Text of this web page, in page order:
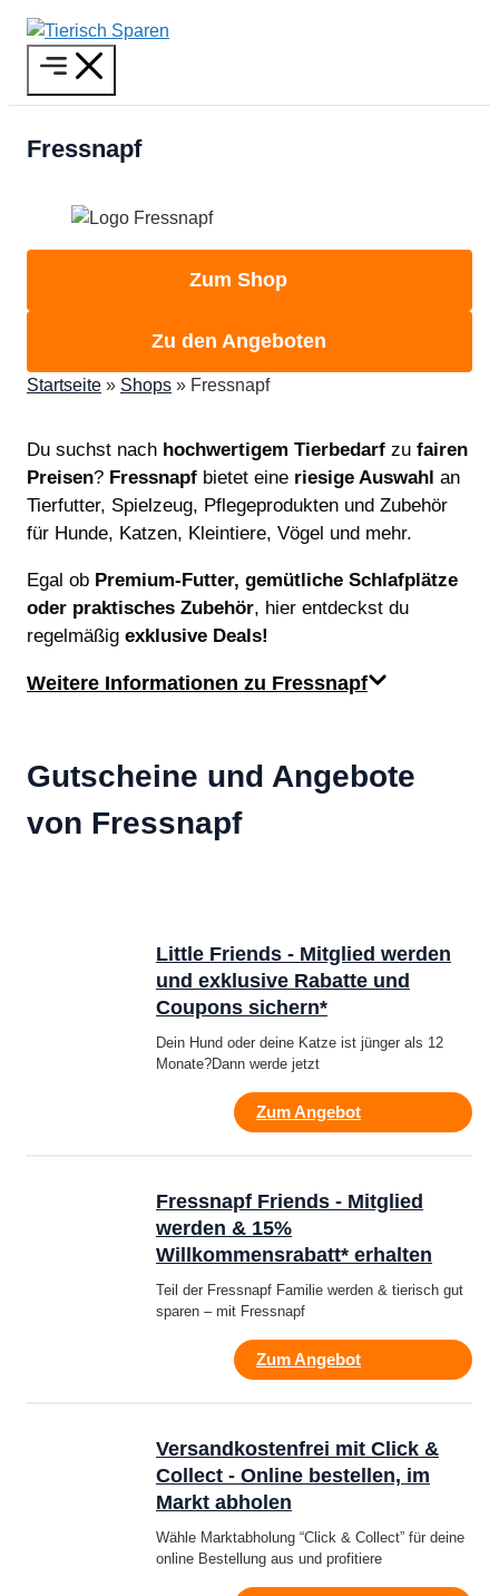
Zum
Inhalt
springen
Fressnapf
Zum Shop
Zu den Angeboten
Startseite » Shops » Fressnapf
Du suchst nach hochwertigem Tierbedarf zu fairen
Preisen? Fressnapf bietet eine riesige Auswahl an
Tierfutter, Spielzeug, Pflegeprodukten und Zubehör
für Hunde, Katzen, Kleintiere, Vögel und mehr.
Egal ob Premium-Futter, gemütliche Schlafplätze
oder praktisches Zubehör, hier entdeckst du
regelmäßig exklusive Deals!
Weitere Informationen zu Fressnapf
Gutscheine und Angebote
von Fressnapf
Little Friends - Mitglied werden
und exklusive Rabatte und
Coupons sichern*
Dein Hund oder deine Katze ist jünger als 12
Monate?Dann werde jetzt
Zum Angebot
Fressnapf Friends - Mitglied
werden & 15%
Willkommensrabatt* erhalten
Teil der Fressnapf Familie werden & tierisch gut
sparen – mit Fressnapf
Zum Angebot
Versandkostenfrei mit Click &
Collect - Online bestellen, im
Markt abholen
Wähle Marktabholung “Click & Collect” für deine
online Bestellung aus und profitiere